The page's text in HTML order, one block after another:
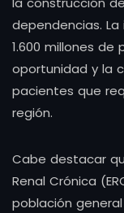
dependencias.
1.600 millones de
oportunidad y la
pacientes que
región.
Cabe destacar
Renal Crónica
población